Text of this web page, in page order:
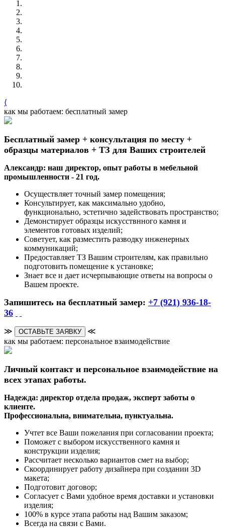
⟨
как мы работаем: бесплатный замер
Бесплатный замер + консультация по месту +
образцы материалов + ТЗ для Ваших строителей
Александр: наш директор, опыт работы в мебельной
промышленности - 21 год.
Осуществляет точный замер помещения;
Консультирует, как максимально удобно,
функционально, эстетично задействовать пространство;
Демонстирует образцы искусствнного камня и
элементов готовых изделий;
Советует, как разместить разводку инженерных
коммуникаций;
Предоставляет ТЗ Вашим строителям, как правильно
подготовить помещение к установке;
Знает все и дает исчерпывающие ответы на вопросы о
Вашем проекте.
Запишитесь на бесплатный замер: +7 (921) 936-18-
36
≫ ОСТАВЬТЕ ЗАЯВКУ
≪
как мы работаем: персональное взаимодействие
Личный контакт и персональное взаимодействие на
всех этапах работы.
Надежда: директор отдела продаж, эксперт заботы о
клиенте.
Профессиональна, внимательна, пунктуальна.
Учтет все Ваши пожелания при согласовании проекта;
Поможет с выбором искусственного камня и
конструкции изделия;
Рассчитает несколько вариантов смет на выбор;
Скоординирует работу дизайнера при создании 3D
макета;
Подготовит договор;
Согласует с Вами удобное время доставки и установки
изделия;
100% в курсе этапа работы над Вашим заказом;
Всегда на связи с Вами.